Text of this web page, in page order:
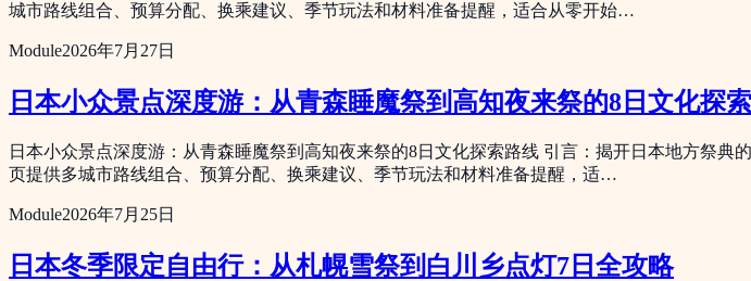
城市路线组合、预算分配、换乘建议、季节玩法和材料准备提醒，适合从零开始…
Module2026年7月27日
日本小众景点深度游：从青森睡魔祭到高知夜来祭的8日文化探
日本小众景点深度游：从青森睡魔祭到高知夜来祭的8日文化探索路线 引言：揭开日本地方祭
页提供多城市路线组合、预算分配、换乘建议、季节玩法和材料准备提醒，适…
Module2026年7月25日
日本冬季限定自由行：从札幌雪祭到白川乡点灯7日全攻略